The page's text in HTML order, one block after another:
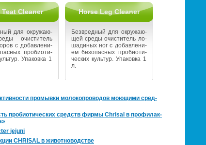
Teat Cleaner
для окру­жа­ю­
очи­сти­тель
с до­бав­ле­ни­
про­био­ти­
Упа­ков­ка 1
Horse Leg Cleaner
Без­вред­ный для окру­жа­ю­
щей среды очи­сти­тель ло­
ша­ди­ных ног с до­бав­ле­ни­
ем без­опас­ных про­био­ти­
че­ских куль­тур. Упа­ков­ка 1
л.
про­мыв­ки мо­ло­ко­про­во­дов мо­ю­щи­ми сред­
про­био­ти­че­ских средств фирмы Chrisal в про­фи­лак­
jejuni
CHRISAL в жи­вот­но­вод­стве